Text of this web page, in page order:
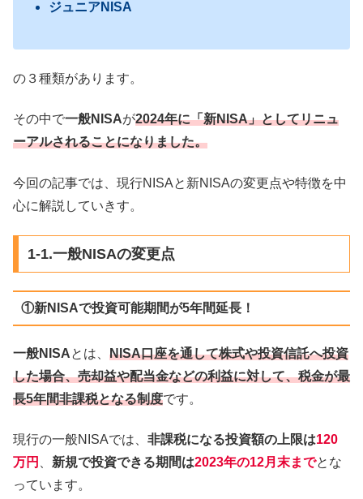
ジュニアNISA
の３種類があります。
その中で一般NISAが2024年に「新NISA」としてリニュ
ーアルされることになりました。
今回の記事では、現行NISAと新NISAの変更点や特徴を中
心に解説していきす。
1-1.一般NISAの変更点
①新NISAで投資可能期間が5年間延長！
一般NISAとは、 NISA口座を通して株式や投資信託へ投資
した場合、売却益や配当金などの利益に対して、税金が最
長5年間非課税となる制度です。
現行の一般NISAでは、 非課税になる投資額の上限は120
万円
新規で投資できる期間は2023年の12月末までとな
っています。